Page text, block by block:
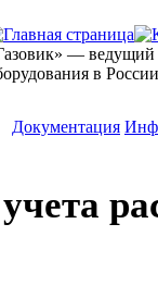
— ведущий
в России
Документация